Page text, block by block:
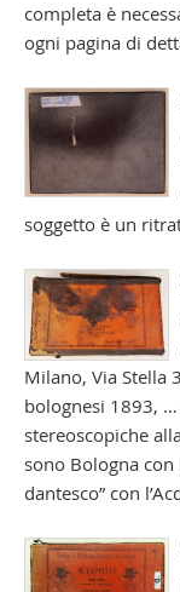
completa è
ogni pagina di
soggetto è un
Milano, Via Stella
bolognesi 1893, …
stereoscopiche
sono Bologna con
dantesco” con